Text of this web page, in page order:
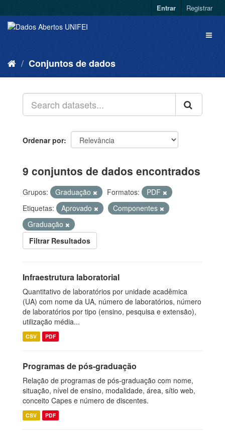
Entrar Registrar
Conjuntos de dados
Ordenar por
9 conjuntos de dados encontrados
Grupos: Graduação Formatos:
PDF
Etiquetas:
Aprovado
Componentes
Graduação
Filtrar Resultados
Infraestrutura laboratorial
Quantitativo de laboratórios por unidade acadêmica
(UA) com nome da UA, número de laboratórios, número
de laboratórios por tipo (ensino, pesquisa e extensão),
utilização média...
CSV PDF
Programas de pós-graduação
Relação de programas de pós-graduação com nome,
situação, nível de ensino, modalidade, área, sítio web,
conceito Capes e número de discentes.
CSV PDF